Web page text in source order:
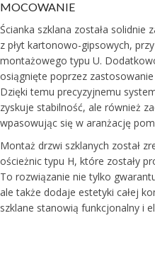
MOCOWANIE
Ścianka szklana została solidnie
z płyt kartonowo-gipsowych,
montażowego typu U.
osiągnięte poprzez
Dzięki temu precyzyjnemu
zyskuje stabilność, ale również
wpasowując się w aranżację
Montaż drzwi szklanych został
ościeżnic typu H, które zostały
To rozwiązanie nie tylko
ale także dodaje estetyki całej
szklane stanowią funkcjonalny i